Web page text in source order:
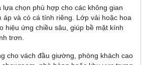
lựa chọn phù hợp cho các không gian
áp và có cá tính riêng. Lớp vải hoặc hoa
hiệu ứng chiều sâu, giúp bề mặt kính
trơn.
cho vách đầu giường, phòng khách cao